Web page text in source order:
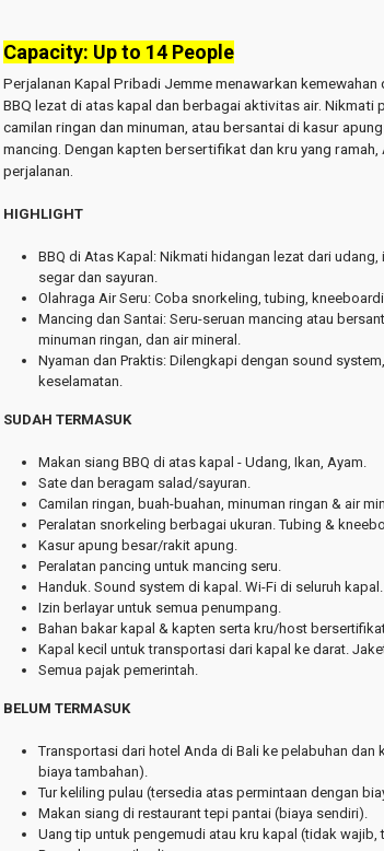
Capacity: Up to 14 People
Perjalanan Kapal Pribadi Jemme menawarkan
BBQ lezat di atas kapal dan berbagai aktivitas air. Nikmati
camilan ringan dan minuman, atau bersantai di kasur
mancing. Dengan kapten bersertifikat dan kru yang ramah,
perjalanan.
HIGHLIGHT
BBQ di Atas Kapal: Nikmati hidangan lezat dari
segar dan sayuran.
Olahraga Air Seru: Coba snorkeling, tubing,
Mancing dan Santai: Seru-seruan mancing atau
minuman ringan, dan air mineral.
Nyaman dan Praktis: Dilengkapi dengan sound
keselamatan.
SUDAH TERMASUK
Makan siang BBQ di atas kapal - Udang, Ikan, Ayam.
Sate dan beragam salad/sayuran.
Camilan ringan, buah-buahan, minuman ringan & air
Peralatan snorkeling berbagai ukuran. Tubing &
Kasur apung besar/rakit apung.
Peralatan pancing untuk mancing seru.
Handuk. Sound system di kapal. Wi-Fi di seluruh kapal.
Izin berlayar untuk semua penumpang.
Bahan bakar kapal & kapten serta kru/host
Kapal kecil untuk transportasi dari kapal ke darat.
Semua pajak pemerintah.
BELUM TERMASUK
Transportasi dari hotel Anda di Bali ke pelabuhan dan
biaya tambahan).
Tur keliling pulau (tersedia atas permintaan dengan
Makan siang di restaurant tepi pantai (biaya sendiri).
Uang tip untuk pengemudi atau kru kapal (tidak wajib,